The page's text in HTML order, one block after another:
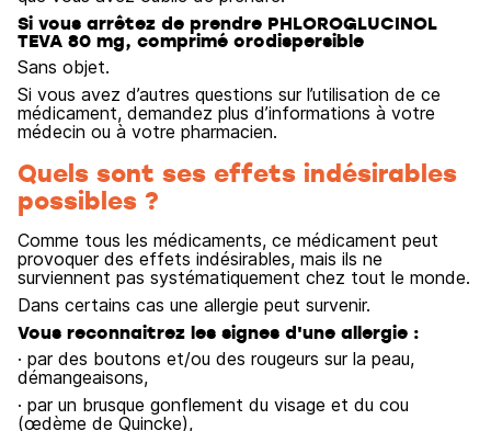
Si vous arrêtez de prendre PHLOROGLUCINOL
TEVA 80 mg, comprimé orodispersible
Sans objet.
Si vous avez d’autres questions sur l’utilisation de ce
médicament, demandez plus d’informations à votre
médecin ou à votre pharmacien.
Quels sont ses effets indésirables
possibles ?
Comme tous les médicaments, ce médicament peut
provoquer des effets indésirables, mais ils ne
surviennent pas systématiquement chez tout le monde.
Dans certains cas une allergie peut survenir.
Vous reconnaitrez les signes d'une allergie :
· par des boutons et/ou des rougeurs sur la peau,
démangeaisons,
· par un brusque gonflement du visage et du cou
(œdème de Quincke),